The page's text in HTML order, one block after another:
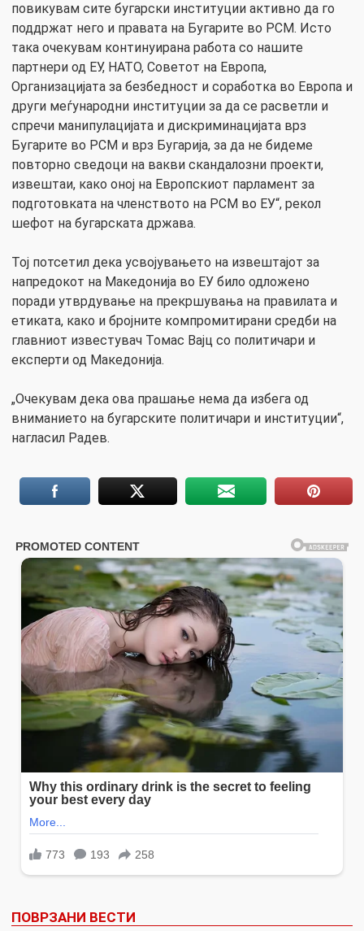
повикувам сите бугарски институции активно да го
поддржат него и правата на Бугарите во РСМ. Исто
така очекувам континуирана работа со нашите
партнери од ЕУ, НАТО, Советот на Европа,
Организацијата за безбедност и соработка во Европа и
други меѓународни институции за да се расветли и
спречи манипулацијата и дискриминацијата врз
Бугарите во РСМ и врз Бугарија, за да не бидеме
повторно сведоци на вакви скандалозни проекти,
извештаи, како оној на Европскиот парламент за
подготовката на членството на РСМ во ЕУ“, рекол
шефот на бугарската држава.
Тој потсетил дека усвојувањето на извештајот за
напредокот на Македонија во ЕУ било одложено
поради утврдување на прекршувања на правилата и
етиката, како и бројните компромитирани средби на
главниот известувач Томас Вајц со политичари и
експерти од Македонија.
„Очекувам дека ова прашање нема да избега од
вниманието на бугарските политичари и институции“,
нагласил Радев.
ПОВРЗАНИ ВЕСТИ